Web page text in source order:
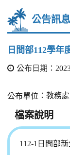
公告訊息
日間部112學年
公布日期：
公布單位 ：教務處
檔案說明
112-1日間部